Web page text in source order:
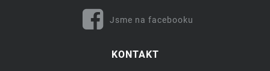
Jsme na facebooku
KONTAKT